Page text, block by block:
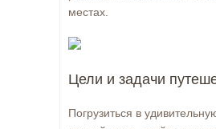
местах.
Цели и задачи
Погрузиться в